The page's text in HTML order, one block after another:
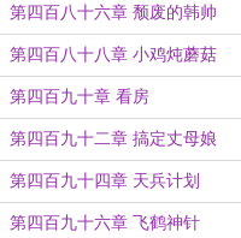
第四百八十六章 颓废的韩帅
第四百八十八章 小鸡炖蘑菇
第四百九十章 看房
第四百九十二章 搞定丈母娘
第四百九十四章 天兵计划
第四百九十六章 飞鹤神针